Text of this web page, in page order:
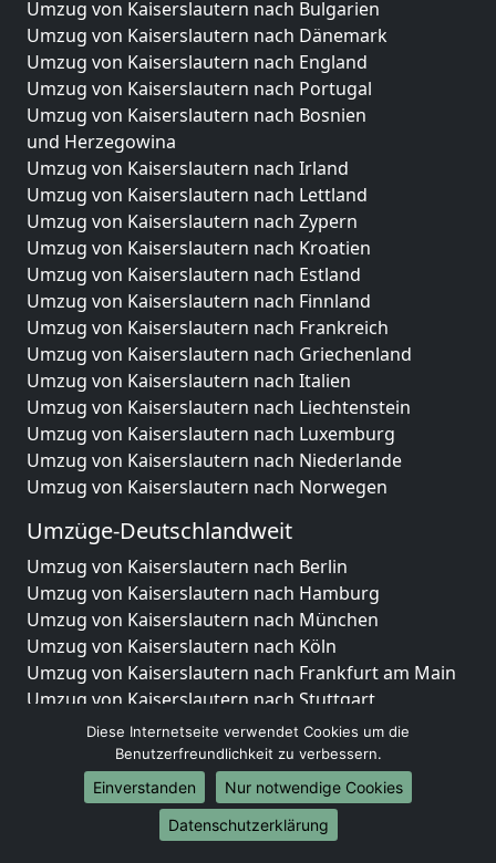
Umzug von Kaiserslautern nach Bulgarien
Umzug von Kaiserslautern nach Dänemark
Umzug von Kaiserslautern nach England
Umzug von Kaiserslautern nach Portugal
Umzug von Kaiserslautern nach Bosnien
und Herzegowina
Umzug von Kaiserslautern nach Irland
Umzug von Kaiserslautern nach Lettland
Umzug von Kaiserslautern nach Zypern
Umzug von Kaiserslautern nach Kroatien
Umzug von Kaiserslautern nach Estland
Umzug von Kaiserslautern nach Finnland
Umzug von Kaiserslautern nach Frankreich
Umzug von Kaiserslautern nach Griechenland
Umzug von Kaiserslautern nach Italien
Umzug von Kaiserslautern nach Liechtenstein
Umzug von Kaiserslautern nach Luxemburg
Umzug von Kaiserslautern nach Niederlande
Umzug von Kaiserslautern nach Norwegen
Umzüge-Deutschlandweit
Umzug von Kaiserslautern nach Berlin
Umzug von Kaiserslautern nach Hamburg
Umzug von Kaiserslautern nach München
Umzug von Kaiserslautern nach Köln
Umzug von Kaiserslautern nach Frankfurt am Main
Umzug von Kaiserslautern nach Stuttgart
Umzug von Kaiserslautern nach Düsseldorf
Umzug von Kaiserslautern nach Leipzig
Umzug von Kaiserslautern nach Dortmund
Umzug von Kaiserslautern nach Essen
Umzug von Kaiserslautern nach Bremen
Diese Internetseite verwendet Cookies um die
Benutzerfreundlichkeit zu verbessern.
Einverstanden
Nur notwendige Cookies
Datenschutzerklärung